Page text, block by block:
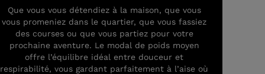
Que vous vous détendiez à la maison, que vous
vous promeniez dans le quartier, que vous fassiez
des courses ou que vous partiez pour votre
prochaine aventure. Le modal de poids moyen
offre l’équilibre idéal entre douceur et
respirabilité, vous gardant parfaitement à l’aise où